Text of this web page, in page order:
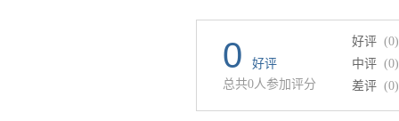
0
好评
总共0人参加评分
好评 (0)
中评 (0)
差评 (0)